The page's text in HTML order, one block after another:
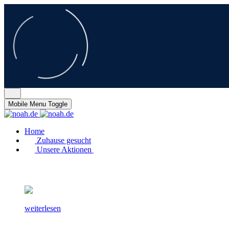
Mobile Menu Toggle
Home
Zuhause gesucht
Unsere Aktionen
weiterlesen